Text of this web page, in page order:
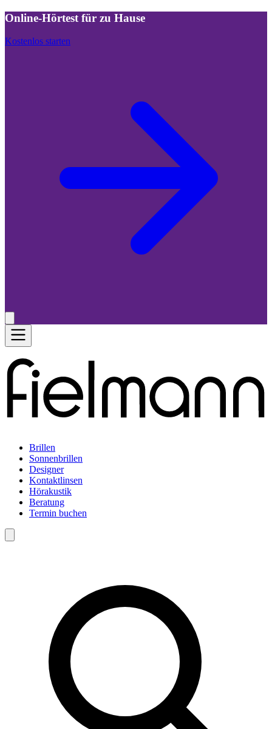
Online-Hörtest für zu Hause
Kostenlos starten
Brillen
Sonnenbrillen
Designer
Kontaktlinsen
Hörakustik
Beratung
Termin buchen